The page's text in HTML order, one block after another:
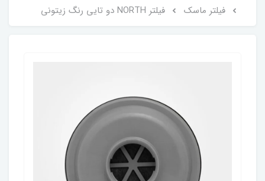
فیلتر ماسک
فیلتر NORTH دو تایی رنگ زیتونی